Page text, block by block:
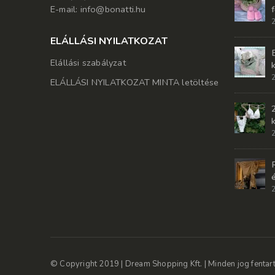
E-mail: info@bonatti.hu
ELÁLLÁSI NYILATKOZAT
Elállási szabályzat
ELÁLLÁSI NYILATKOZAT MINTA letöltése
© Copyright 2019 | Dream Shopping Kft. | Minden jog